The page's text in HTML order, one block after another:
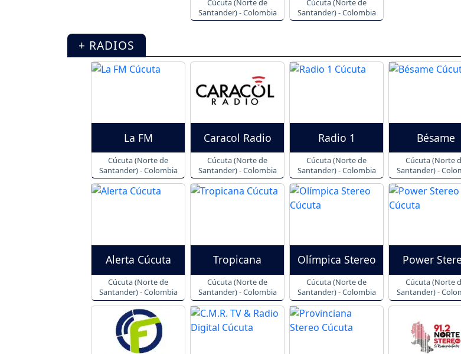
Cúcuta (Norte de
Santander) - Colombia
Cúcuta (Norte de
Santander) - Colombia
+ RADIOS
La FM
Cúcuta (Norte de
Santander) - Colombia
Caracol Radio
Cúcuta (Norte de
Santander) - Colombia
Radio 1
Cúcuta (Norte de
Santander) - Colombia
Bésame
Cúcuta (Norte
Santander) -
Alerta Cúcuta
Cúcuta (Norte de
Santander) - Colombia
Tropicana
Cúcuta (Norte de
Santander) - Colombia
Olímpica Stereo
Cúcuta (Norte de
Santander) - Colombia
Power
Cúcuta (Norte
Santander) -